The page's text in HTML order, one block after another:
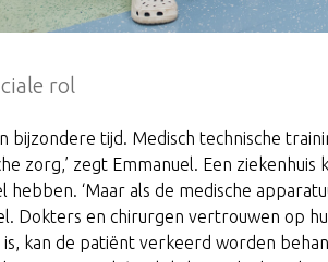
rol
bijzondere tijd. Medisch technische
zorg,’ zegt Emmanuel. Een
hebben. ‘Maar als de medische
Dokters en chirurgen vertrouwen op
kan de patiënt verkeerd worden